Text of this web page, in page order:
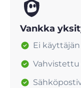
Vankka
Ei
Vahvistettu